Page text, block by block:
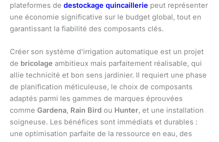
plateformes de destockage quincaillerie peut représenter
une économie significative sur le budget global, tout en
garantissant la fiabilité des composants clés.
Créer son système d’irrigation automatique est un projet
de bricolage ambitieux mais parfaitement réalisable, qui
allie technicité et bon sens jardinier. Il requiert une phase
de planification méticuleuse, le choix de composants
adaptés parmi les gammes de marques éprouvées
comme Gardena, Rain Bird ou Hunter, et une installation
soigneuse. Les bénéfices sont immédiats et durables :
une optimisation parfaite de la ressource en eau, des